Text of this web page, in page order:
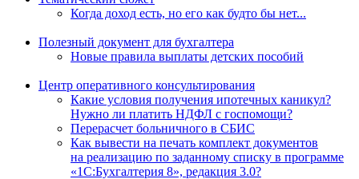
Когда доход есть, но его как будто бы нет...
Полезный документ для бухгалтера
Новые правила выплаты детских пособий
Центр оперативного консультирования
Какие условия получения ипотечных каникул?
Нужно ли платить НДФЛ с госпомощи?
Перерасчет больничного в СБИС
Как вывести на печать комплект документов
на реализацию по заданному списку в программе
«1С:Бухгалтерия 8», редакция 3.0?